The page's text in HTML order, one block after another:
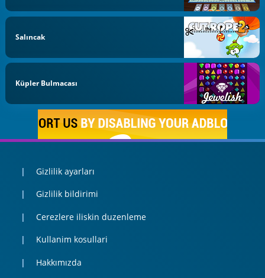
Salıncak
Küpler Bulmacası
Gizlilik ayarları
Gizlilik bildirimi
Cerezlere iliskin duzenleme
Kullanim kosullari
Hakkımızda